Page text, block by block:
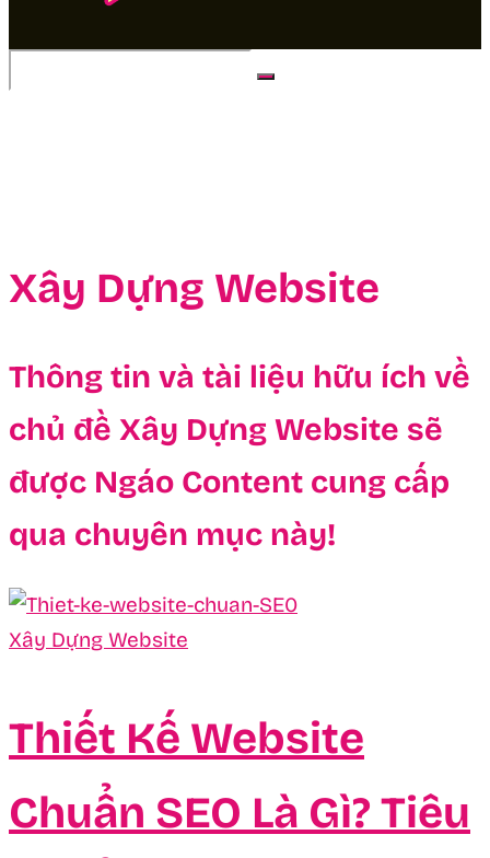
Xây Dựng Website
Thông tin và tài liệu hữu ích về
chủ đề Xây Dựng Website sẽ
được Ngáo Content cung cấp
qua chuyên mục này!
Xây Dựng Website
Thiết Kế Website
Chuẩn SEO Là Gì? Tiêu